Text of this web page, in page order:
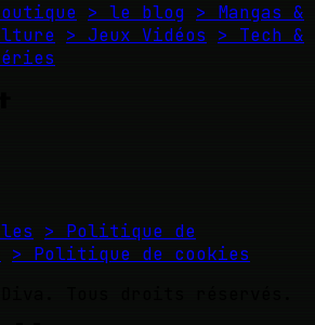
> le blog > Mangas &
> Jeux Vidéos
> Tech &
> Politique de
> Politique de cookies